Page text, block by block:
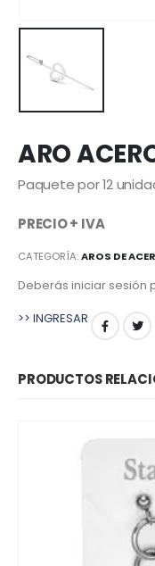
ARO
Paquete por 12
PRECIO + IVA
CATEGORÍA:AROS DE
Deberás iniciar sesión
>> INGRESAR
PRODUCTOS